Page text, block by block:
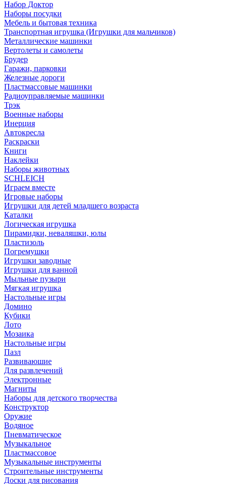
Набор Доктор
Наборы посудки
Мебель и бытовая техника
Транспортная игрушка (Игрушки для мальчиков)
Металлические машинки
Вертолеты и самолеты
Брудер
Гаражи, парковки
Железные дороги
Пластмассовые машинки
Радиоуправляемые машинки
Трэк
Военные наборы
Инерция
Автокресла
Раскраски
Книги
Наклейки
Наборы животных
SCHLEICH
Играем вместе
Игровые наборы
Игрушки для детей младшего возраста
Каталки
Логическая игрушка
Пирамидки, неваляшки, юлы
Пластизоль
Погремушки
Игрушки заводные
Игрушки для ванной
Мыльные пузыри
Мягкая игрушка
Настольные игры
Домино
Кубики
Лото
Мозаика
Настольные игры
Пазл
Развиваюшие
Для развлечений
Электронные
Магниты
Наборы для детского творчества
Конструктор
Оружие
Водяное
Пневматическое
Музыкальное
Пластмассовое
Музыкальные инструменты
Строительные инструменты
Доски для рисования